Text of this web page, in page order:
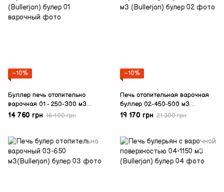
−10%
Буллер печь отопительно
варочная 01 - 250-300 м3
(Bullerjan)
14 760 грн 16 400 грн
−10%
Печь отопительная варочная
буллер 02-450-500 м3
(Bullerjan)
19 170 грн 21 300 грн